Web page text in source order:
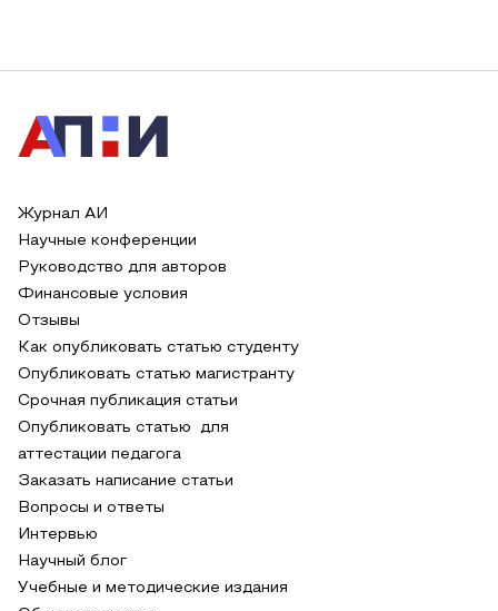
Журнал АИ
Научные конференции
Руководство для авторов
Финансовые условия
Отзывы
Как опубликовать статью студенту
Опубликовать статью магистранту
Срочная публикация статьи
Опубликовать статью для
аттестации педагога
Заказать написание статьи
Вопросы и ответы
Интервью
Научный блог
Учебные и методические издания